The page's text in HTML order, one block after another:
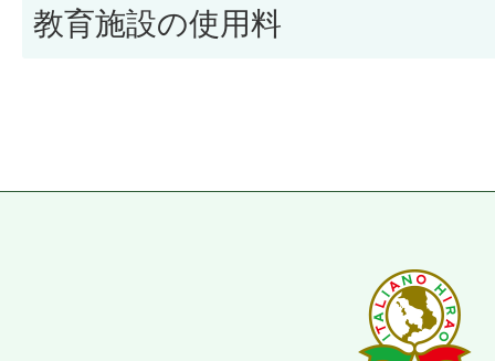
教育施設の使用料